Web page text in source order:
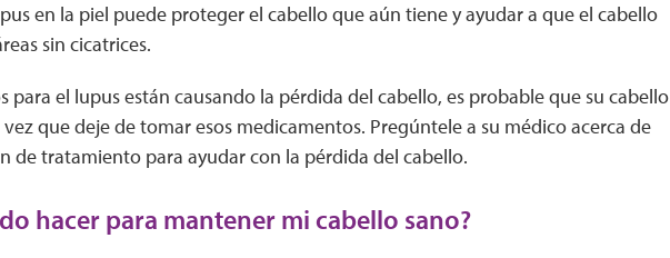
en la piel puede proteger el cabello que aún tiene y ayudar a que el cabello
sin cicatrices.
para el lupus están causando la pérdida del cabello, es probable que su cabello
que deje de tomar esos medicamentos. Pregúntele a su médico acerca de
de tratamiento para ayudar con la pérdida del cabello.
hacer para mantener mi cabello sano?